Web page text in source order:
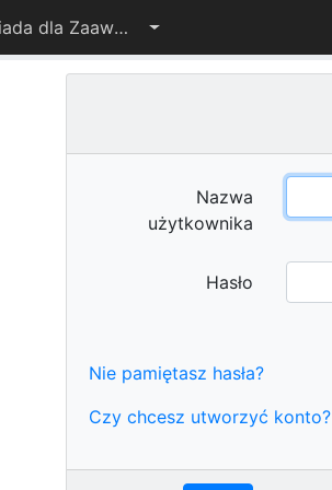
OKI -- Olimpiada dla Zaawansowanych 2022/2023
Nazwa
użytkownika
Hasło
Nie pamiętasz hasła?
Czy chcesz utworzyć konto?